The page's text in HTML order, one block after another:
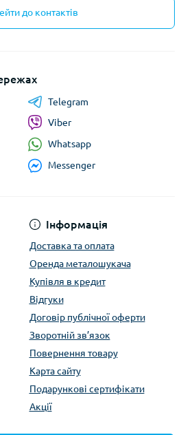
до контактів
Інформація
Доставка та оплата
Оренда металошукача
Купівля в кредит
Відгуки
Договір публічної оферти
Зворотній зв’язок
Повернення товару
Карта сайту
Подарункові сертифікати
Акції
Telegram
Viber
Whatsapp
Messenger